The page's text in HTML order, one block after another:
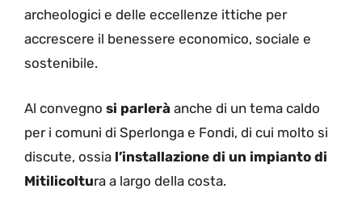
archeologici e delle eccellenze ittiche per
accrescere il benessere economico, sociale e
sostenibile.
Al convegno si parlerà anche di un tema caldo
per i comuni di Sperlonga e Fondi, di cui molto si
discute, ossia l’installazione di un impianto di
Mitilicoltura a largo della costa.